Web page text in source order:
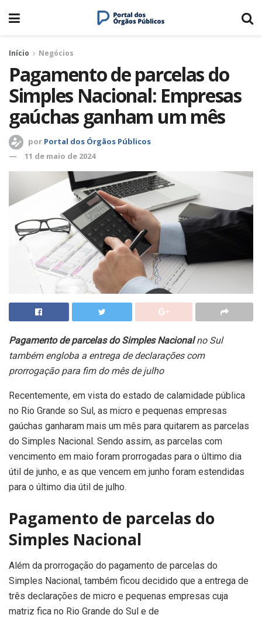
Início Negócios
Pagamento de parcelas do
Simples Nacional: Empresas
gaúchas ganham um mês
por Portal dos Órgãos Públicos
11 de maio de 2024
Pagamento de parcelas do Simples Nacionalno Sul
também engloba a entrega de declarações com
prorrogação para fim do mês de julho
Recentemente, em vista do estado de calamidade pública
no Rio Grande so Sul, as micro e pequenas empresas
gaúchas ganharam mais um mês para quitarem as parcelas
do Simples Nacional. Sendo assim, as parcelas com
vencimento em maio foram prorrogadas para o último dia
útil de junho, e as que vencem em junho foram estendidas
para o último dia útil de julho.
Pagamento de parcelas do
Simples Nacional
Além da prorrogação do pagamento de parcelas do
Simples Nacional, também ficou decidido que a entrega de
três declarações de micro e pequenas empresas cuja
matriz fica no Rio Grande do Sul e de